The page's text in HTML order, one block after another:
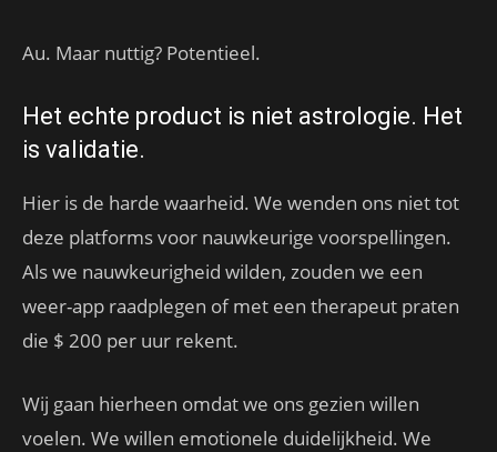
Au. Maar nuttig? Potentieel.
Het echte product is niet astrologie. Het
is validatie.
Hier is de harde waarheid. We wenden ons niet tot
deze platforms voor nauwkeurige voorspellingen.
Als we nauwkeurigheid wilden, zouden we een
weer-app raadplegen of met een therapeut praten
die $ 200 per uur rekent.
Wij gaan hierheen omdat we ons gezien willen
voelen. We willen emotionele duidelijkheid. We